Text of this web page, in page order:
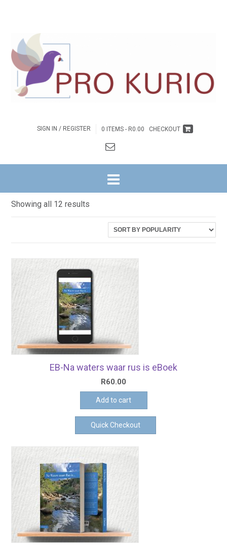
SIGN IN / REGISTER 0 ITEMS - R0.00 CHECKOUT
Showing all 12 results
EB-Na waters waar rus is eBoek
R60.00
Add to cart
Quick Checkout